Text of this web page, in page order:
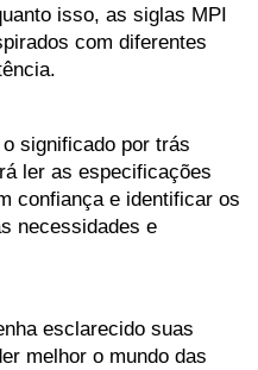
isso, as siglas MPI
com diferentes
significado por trás
ler as especificações
confiança e identificar os
necessidades e
esclarecido suas
melhor o mundo das